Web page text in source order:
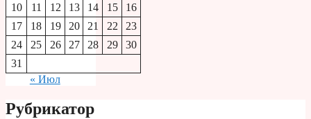
10
11 12 13 14 15
16
17
18 19 20 21 22
23
24
25 26 27 28 29
30
31
« Июл
Рубрикатор